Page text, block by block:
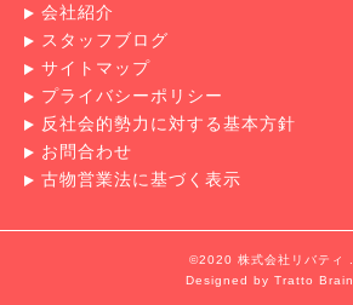
会社紹介
スタッフブログ
サイトマップ
プライバシーポリシー
反社会的勢力に対する基本方針
お問合わせ
古物営業法に基づく表示
©2020 株式会社リバティ .
Designed by Tratto Brain